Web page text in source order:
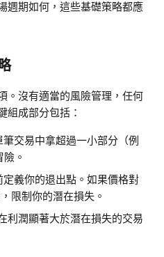
週期如何，這些基礎策略都應
。沒有適當的風險管理，任何
組成部分包括：
交易中拿超過一小部分（例
。
定義你的退出點。如果價格對
限制你的潛在損失。
利潤顯著大於潛在損失的交易